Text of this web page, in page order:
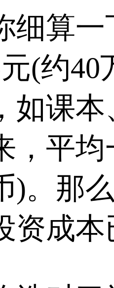
细算
(约
如课
，平
)。那
资成本